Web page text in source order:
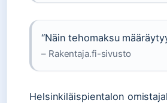
“Näin tehomaksu
– Rakentaja.fi-sivusto
Helsinkiläispientalon